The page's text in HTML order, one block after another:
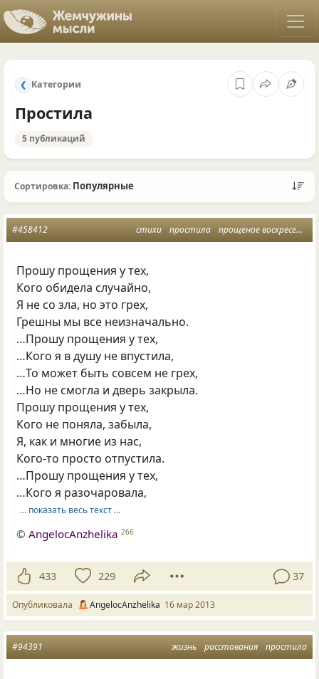
❮ Категории
Простила
5 публикаций
Сортировка: Популярные
стихи простила прощеное воскресенье
#458412
Прошу прощения у тех,
Кого обидела случайно,
Я не со зла, но это грех,
Грешны мы все неизначально.
…Прошу прощения у тех,
…Кого я в душу не впустила,
…То может быть совсем не грех,
…Но не смогла и дверь закрыла.
Прошу прощения у тех,
Кого не поняла, забыла,
Я, как и многие из нас,
Кого-то просто отпустила.
…Прошу прощения у тех,
…Кого я разочаровала,
… показать весь текст …
©AngelocAnzhelika 266
433 229 37
Опубликовала AngelocAnzhelika 16 мар 2013
жизнь расставания простила
#94391